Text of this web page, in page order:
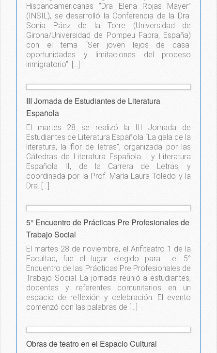
Hispanoamericanas “Dra Elena Rojas Mayer”
(INSIL), se desarrolló la Conferencia de la Dra.
Sonia Páez de la Torre (Universidad de
Girona/Universidad de Pompeu Fabra, España)
con el tema “Ser joven lejos de casa:
oportunidades y limitaciones del proceso
inmigratorio”. […]
III Jornada de Estudiantes de Literatura
Española
El martes 28 se realizó la III Jornada de
Estudiantes de Literatura Española “La gala de la
literatura, la flor de letras”, organizada por las
Cátedras de Literatura Española I y Literatura
Española II, de la Carrera de Letras, y
coordinada por la Prof. María Laura Toledo y la
Dra. […]
5° Encuentro de Prácticas Pre Profesionales de
Trabajo Social
El martes 28 de noviembre, el Anfiteatro 1 de la
Facultad, fue el lugar elegido para el 5°
Encuentro de las Prácticas Pre Profesionales de
Trabajo Social. La jornada reunió a estudiantes,
docentes y referentes comunitarios en un
espacio de reflexión y celebración. El evento
comenzó con las palabras de […]
Obras de teatro en el Espacio Cultural